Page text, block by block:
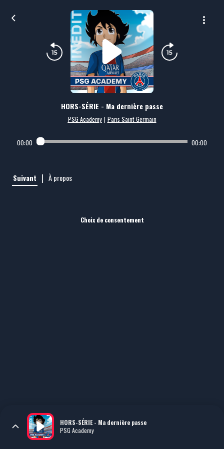
HORS-SÉRIE - Ma dernière passe
PSG Academy | Paris Saint-Germain
00:00 00:00
Suivant | À propos
Choix de consentement
HORS-SÉRIE - Ma dernière passe
PSG Academy